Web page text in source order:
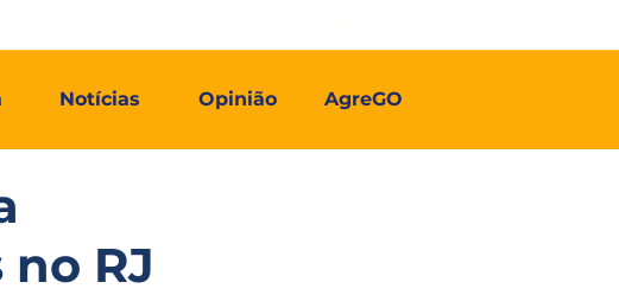
Notícias AgreGO
Opinião
RJ